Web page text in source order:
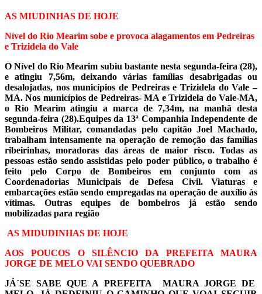
AS MIUDINHAS DE HOJE
Nível do Rio Mearim sobe e provoca alagamentos em Pedreiras
e Trizidela do Vale
O Nível do Rio Mearim subiu bastante nesta segunda-feira (28),
e atingiu 7,56m, deixando várias famílias desabrigadas ou
desalojadas, nos municípios de Pedreiras e Trizidela do Vale –
MA. Nos municípios de Pedreiras- MA e Trizidela do Vale-MA,
o Rio Mearim atingiu a marca de 7,34m, na manhã desta
segunda-feira (28).Equipes da 13ª Companhia Independente de
Bombeiros Militar, comandadas pelo capitão Joel Machado,
trabalham intensamente na operação de remoção das famílias
ribeirinhas, moradoras das áreas de maior risco. Todas as
pessoas estão sendo assistidas pelo poder público, o trabalho é
feito pelo Corpo de Bombeiros em conjunto com as
Coordenadorias Municipais de Defesa Civil. Viaturas e
embarcações estão sendo empregadas na operação de auxílio às
vítimas. Outras equipes de bombeiros já estão sendo
mobilizadas para região
AS MIDUDINHAS DE HOJE
AOS POUCOS O SILÊNCIO DA PREFEITA MAURA
JORGE DE MELO VAI SENDO QUEBRADO
JÁ´SE SABE QUE A PREFEITA MAURA JORGE DE